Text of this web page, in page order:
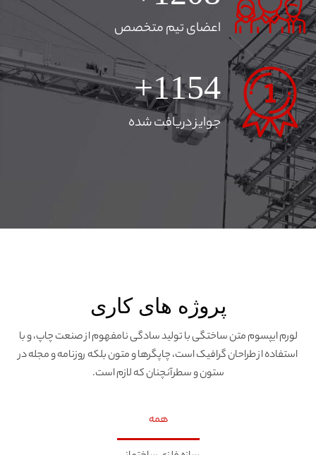
اعضای تیم متخصص
1154
جوایز دریافت شده
پروژه های کاری
لورم ایپسوم متن ساختگی با تولید سادگی نامفهوم از صنعت چاپ، و با
استفاده از طراحان گرافیک است، چاپگرها و متون بلکه روزنامه و مجله در
ستون و سطرآنچنان که لازم است.
همه